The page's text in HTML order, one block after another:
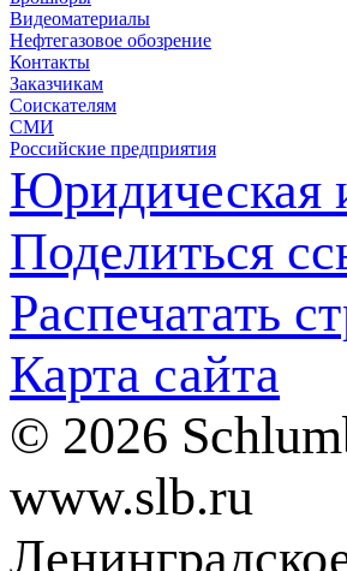
Видеоматериалы
Нефтегазовое обозрение
Контакты
Заказчикам
Соискателям
СМИ
Российские предприятия
Юридическая
Поделиться
Распечатать
Карта сайта
© 2026
www.slb.ru